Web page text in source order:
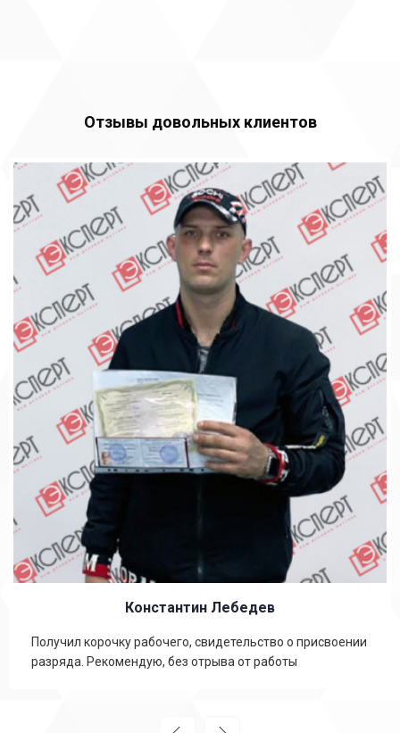
Отзывы довольных клиентов
Константин Лебедев
Получил корочку рабочего, свидетельство о присвоении
разряда. Рекомендую, без отрыва от работы